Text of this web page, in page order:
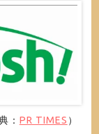
： PR TIMES ）